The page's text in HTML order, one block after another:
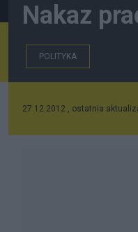
Nakaz
POLITYKA
27.12.2012 , ostatnia